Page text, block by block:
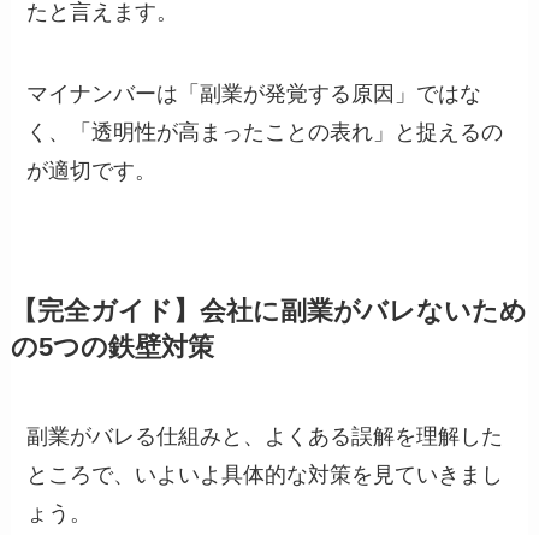
たと言えます。
マイナンバーは「副業が発覚する原因」ではな
く、「透明性が高まったことの表れ」と捉えるの
が適切です。
【完全ガイド】会社に副業がバレないため
の5つの鉄壁対策
副業がバレる仕組みと、よくある誤解を理解した
ところで、いよいよ具体的な対策を見ていきまし
ょう。